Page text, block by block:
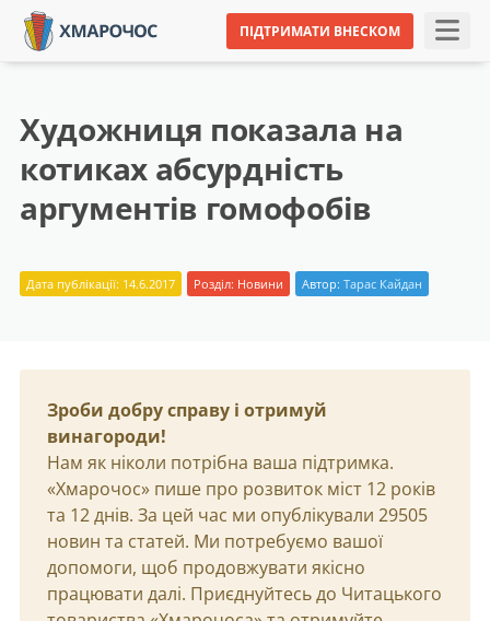
ПІДТРИМАТИ ВНЕСКОМ
Художниця показала на
котиках абсурдність
аргументів гомофобів
Дата публікації: 14.6.2017 Розділ: Новини Автор: Тарас Кайдан
Зроби добру справу і отримуй
винагороди!
Нам як ніколи потрібна ваша підтримка.
«Хмарочос» пише про розвиток міст 12 років
та 12 днів. За цей час ми опублікували 29505
новин та статей. Ми потребуємо вашої
допомоги, щоб продовжувати якісно
працювати далі. Приєднуйтесь до Читацького